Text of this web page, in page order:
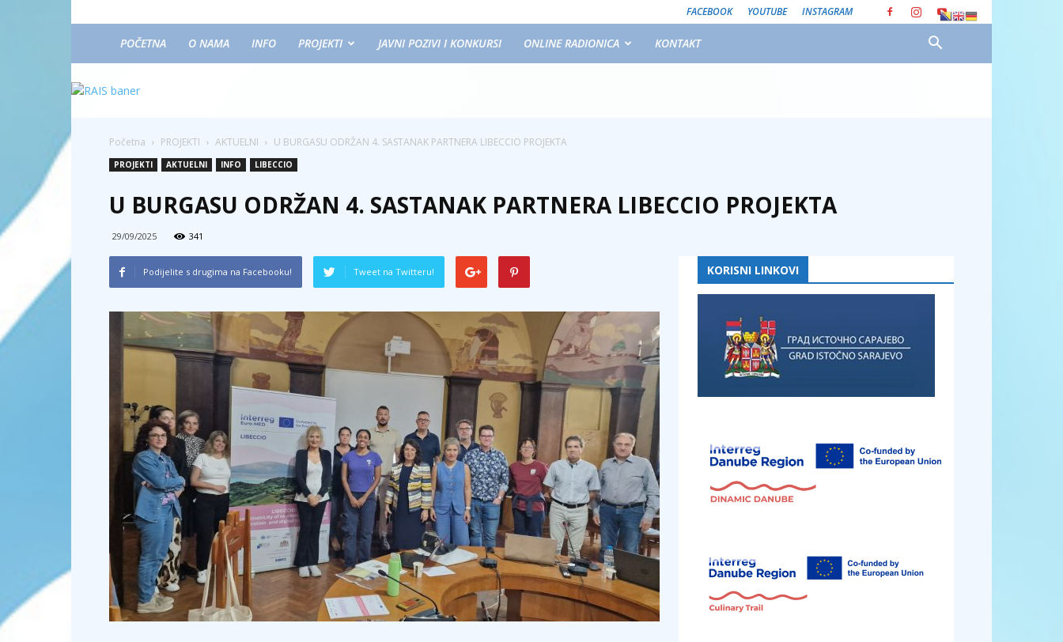
FACEBOOK YOUTUBE INSTAGRAM
POČETNA O NAMA INFO PROJEKTI JAVNI POZIVI I KONKURSI ONLINE RADIONICA KONTAKT
Početna PROJEKTI AKTUELNI U BURGASU ODRŽAN 4. SASTANAK PARTNERA LIBECCIO PROJEKTA
PROJEKTI AKTUELNI INFO LIBECCIO
U BURGASU ODRŽAN 4. SASTANAK PARTNERA LIBECCIO PROJEKTA
29/09/2025 341
Podijelite s drugima na Facebooku! Tweet na Twitteru! KORISNI LINKOVI